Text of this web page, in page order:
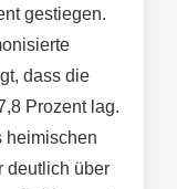
gestiegen.
dass die
Prozent lag.
heimischen
deutlich über